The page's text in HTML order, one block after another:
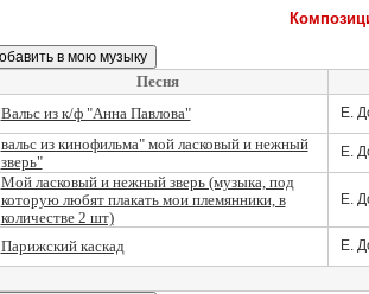
Песня
Вальс из к/ф "Анна Павлова"
Е.
вальс из кинофильма" мой ласковый и нежный
зверь"
Е.
Мой ласковый и нежный зверь (музыка, под
которую любят плакать мои племянники, в
количестве 2 шт)
Е.
Парижский каскад Е.